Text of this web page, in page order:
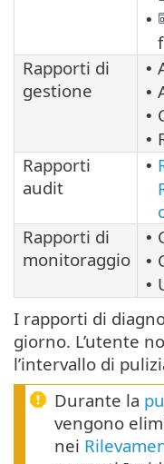
•
Rapporti di
gestione
•
•
•
•
Rapporti
audit
•
Rapporti di
monitoraggio
•
•
•
I rapporti di
giorno. L’utente
l’intervallo di
Durante la
vengono
nei